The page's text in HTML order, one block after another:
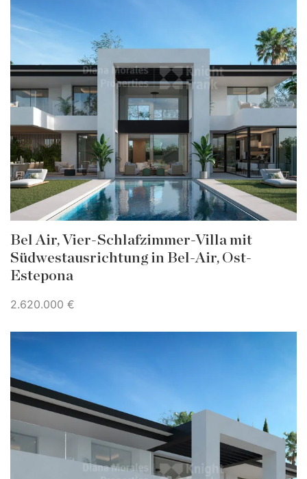
Bel Air, Vier-Schlafzimmer-Villa mit
Südwestausrichtung in Bel-Air, Ost-
Estepona
2.620.000 €